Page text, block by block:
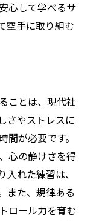
心して学べるサ
空手に取り組む
ことは、現代社
さやストレスに
が必要です。
心の静けさを得
れた練習は、
また、規律ある
ロール力を育む